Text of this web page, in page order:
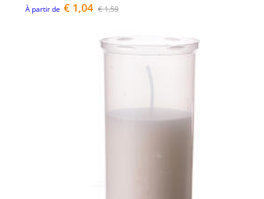
À partir de € 1,04 € 1,59